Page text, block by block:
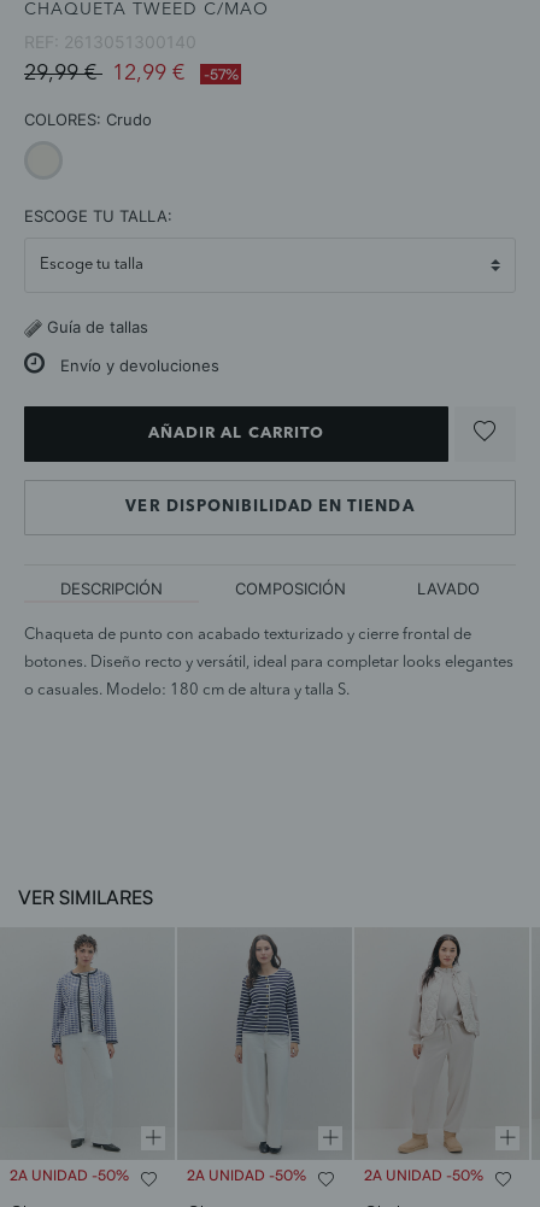
CHAQUETA TWEED C/MAO
REF: 2613051300140
Price reduced from
29,99 €to12,99 € -57%
COLORES: Crudo
ESCOGE TU TALLA:
Guía de tallas
Envío y devoluciones
AÑADIR AL CARRITO
VER DISPONIBILIDAD EN TIENDA
DESCRIPCIÓN COMPOSICIÓN LAVADO
Chaqueta de punto con acabado texturizado y cierre frontal de
botones. Diseño recto y versátil, ideal para completar looks elegantes
o casuales. Modelo: 180 cm de altura y talla S.
VER SIMILARES
2A UNIDAD -50% 2A UNIDAD -50% 2A UNIDAD -50%